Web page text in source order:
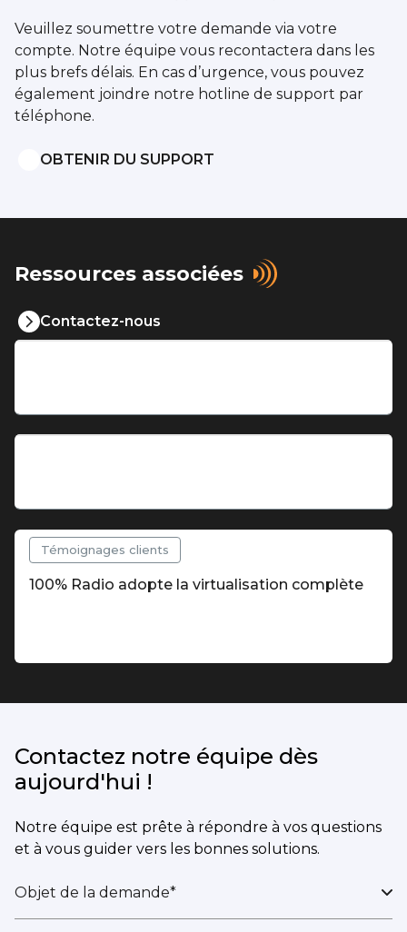
Veuillez soumettre votre demande via votre
compte. Notre équipe vous recontactera dans les
plus brefs délais. En cas d’urgence, vous pouvez
également joindre notre hotline de support par
téléphone.
OBTENIR DU SUPPORT
Ressources associées
Contactez-nous
Témoignages clients
100% Radio adopte la virtualisation complète
Contactez notre équipe dès
aujourd'hui !
Notre équipe est prête à répondre à vos questions
et à vous guider vers les bonnes solutions.
Objet de la demande*